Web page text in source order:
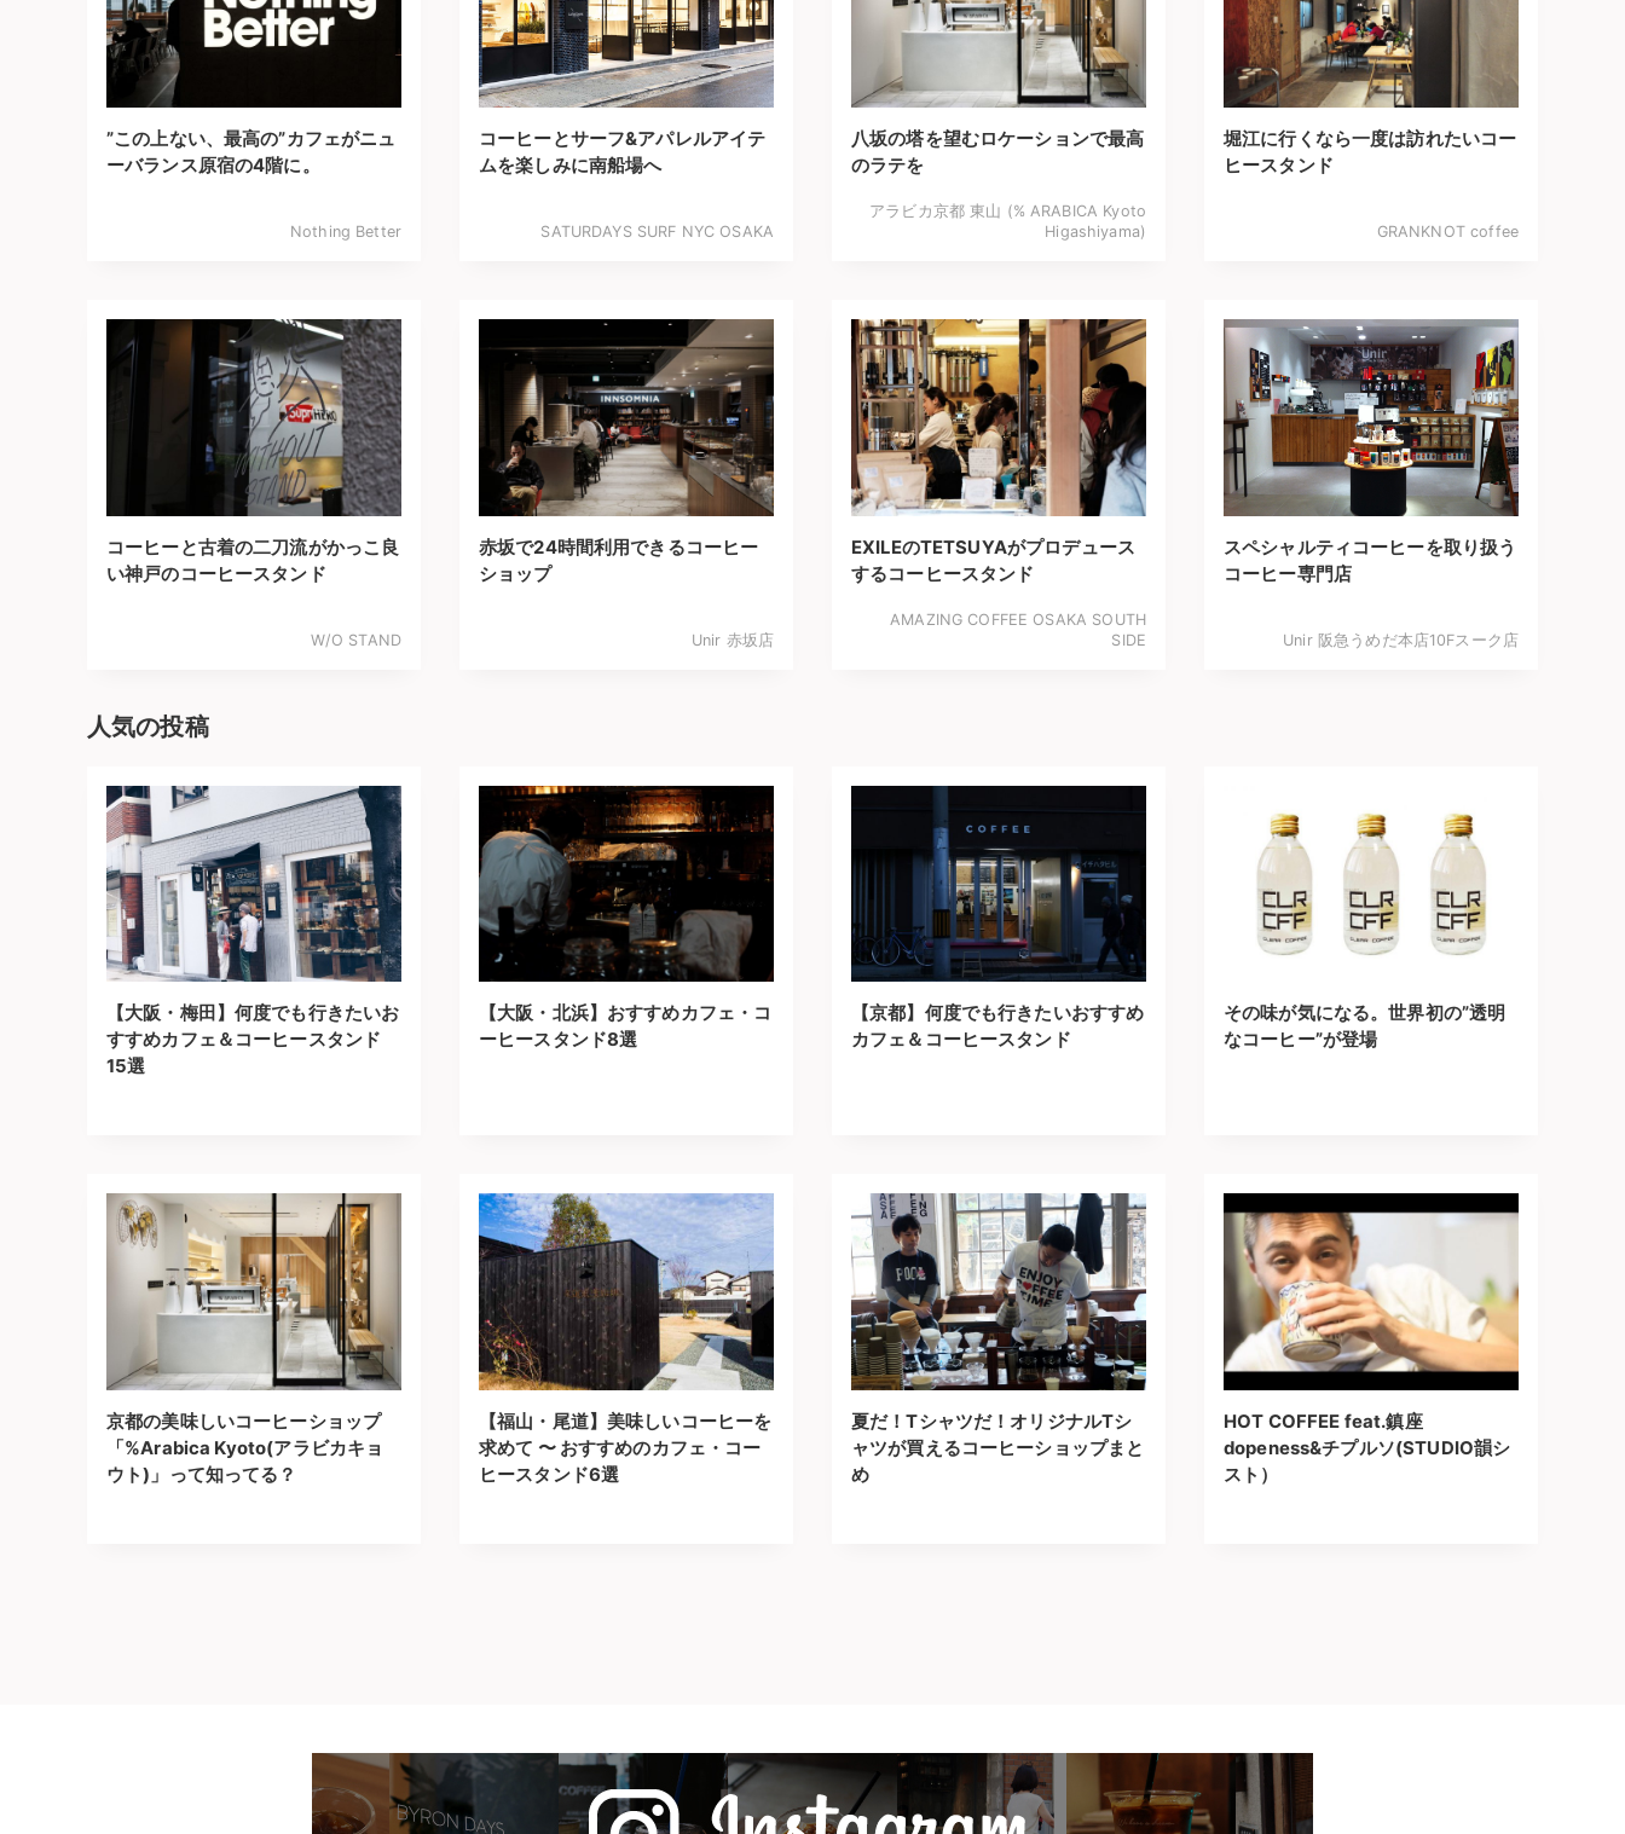
”この上ない、最高の”カフェがニュ
ーバランス原宿の4階に。
Nothing Better
コーヒーとサーフ&アパレルアイテ
ムを楽しみに南船場へ
SATURDAYS SURF NYC OSAKA
八坂の塔を望むロケーションで最高
のラテを
アラビカ京都 東山 (% ARABICA Kyoto
Higashiyama)
堀江に行くなら一度は訪れたいコー
ヒースタンド
GRANKNOT coffee
コーヒーと古着の二刀流がかっこ良
い神戸のコーヒースタンド
W/O STAND
赤坂で24時間利用できるコーヒー
ショップ
Unir 赤坂店
EXILEのTETSUYAがプロデュース
するコーヒースタンド
AMAZING COFFEE OSAKA SOUTH
SIDE
スペシャルティコーヒーを取り扱う
コーヒー専門店
Unir 阪急うめだ本店10Fスーク店
人気の投稿
【大阪・梅田】何度でも行きたいお
すすめカフェ＆コーヒースタンド
15選
【大阪・北浜】おすすめカフェ・コ
ーヒースタンド8選
【京都】何度でも行きたいおすすめ
カフェ＆コーヒースタンド
その味が気になる。世界初の”透明
なコーヒー”が登場
京都の美味しいコーヒーショップ
「%Arabica Kyoto(アラビカキョ
ウト)」って知ってる？
【福山・尾道】美味しいコーヒーを
求めて 〜 おすすめのカフェ・コー
ヒースタンド6選
夏だ！Tシャツだ！オリジナルTシ
ャツが買えるコーヒーショップまと
め
HOT COFFEE feat.鎮座
dopeness&チプルソ(STUDIO韻シ
スト）